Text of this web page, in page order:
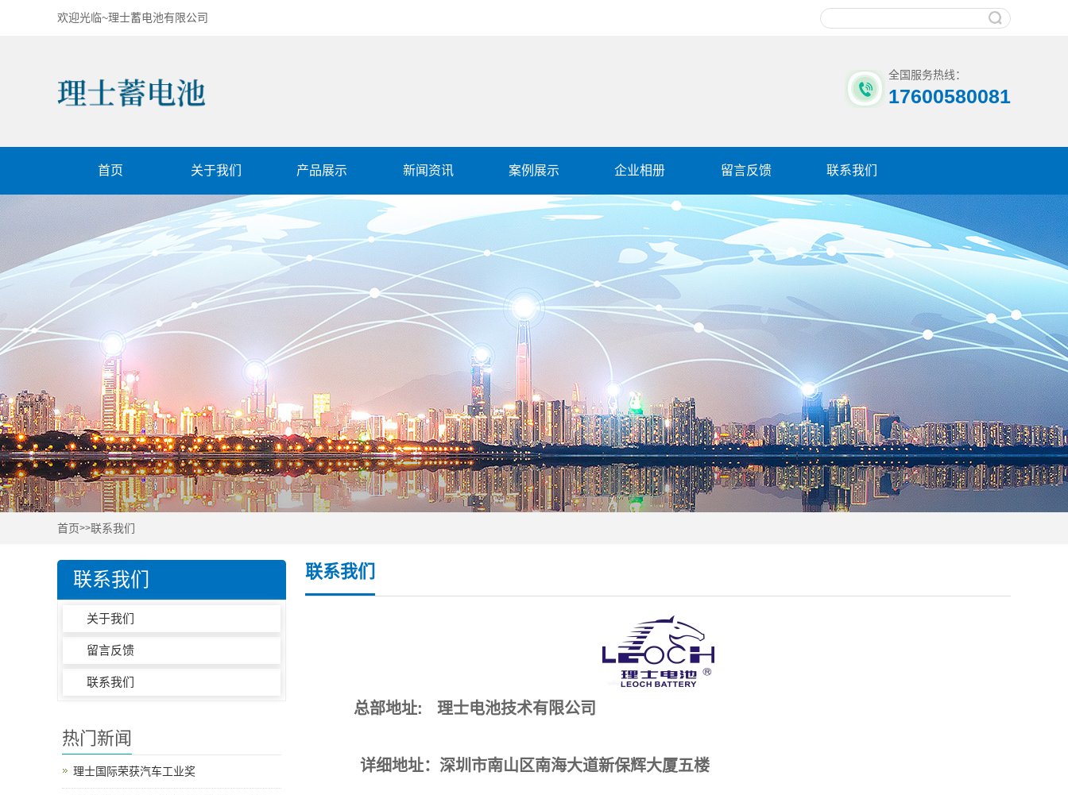
欢迎光临~理士蓄电池有限公司
全国服务热线：
17600580081
首页 关于我们 产品展示 新闻资讯 案例展示 企业相册 留言反馈 联系我们
首页>>联系我们
联系我们
关于我们
留言反馈
联系我们
联系我们
总部地址: 理士电池技术有限公司
详细地址：深圳市南山区南海大道新保辉大厦五楼
热门新闻
理士国际荣获汽车工业奖